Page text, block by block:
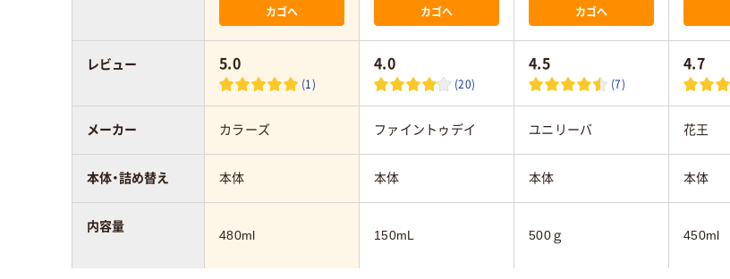
カゴへ カゴへ カゴへ
5.0
(1)
4.0
(20)
4.5
(7)
4.7
カラーズ ファイントゥデイ ユニリーバ 花王
本体 本体 本体 本体
480ml 150mL 500ｇ 450ml
レビュー
メーカー
本体・詰め替え
内容量